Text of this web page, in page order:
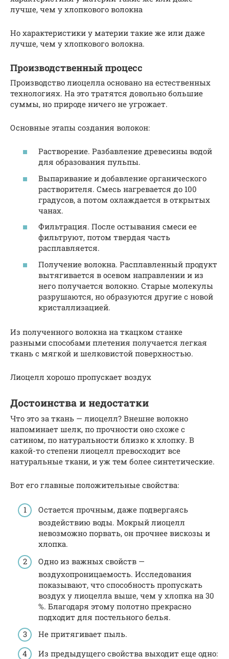
лучше, чем у хлопкового волокна
Но характеристики у материи такие же или даже
лучше, чем у хлопкового волокна.
Производственный процесс
Производство лиоцелла основано на естественных
технологиях. На это тратятся довольно большие
суммы, но природе ничего не угрожает.
Основные этапы создания волокон:
Растворение. Разбавление древесины водой
для образования пульпы.
Выпаривание и добавление органического
растворителя. Смесь нагревается до 100
градусов, а потом охлаждается в открытых
чанах.
Фильтрация. После остывания смеси ее
фильтруют, потом твердая часть
расплавляется.
Получение волокна. Расплавленный продукт
вытягивается в осевом направлении и из
него получается волокно. Старые молекулы
разрушаются, но образуются другие с новой
кристаллизацией.
Из полученного волокна на ткацком станке
разными способами плетения получается легкая
ткань с мягкой и шелковистой поверхностью.
Лиоцелл хорошо пропускает воздух
Достоинства и недостатки
Что это за ткань — лиоцелл? Внешне волокно
напоминает шелк, по прочности оно схоже с
сатином, по натуральности близко к хлопку. В
какой-то степени лиоцелл превосходит все
натуральные ткани, и уж тем более синтетические.
Вот его главные положительные свойства:
Остается прочным, даже подвергаясь
воздействию воды. Мокрый лиоцелл
невозможно порвать, он прочнее вискозы и
хлопка.
Одно из важных свойств —
воздухопроницаемость. Исследования
показывают, что способность пропускать
воздух у лиоцелла выше, чем у хлопка на 30
%. Благодаря этому полотно прекрасно
подходит для постельного белья.
Не притягивает пыль.
Из предыдущего свойства выходит еще одно: